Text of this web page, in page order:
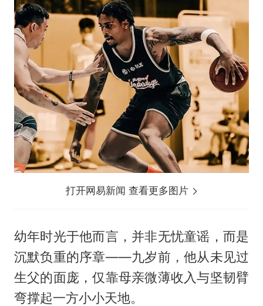
打开网易新闻 查看更多图片
幼年时光于他而言，并非无忧童谣，而是
沉默负重的序章——九岁前，他从未见过
生父的面庞，仅靠母亲微薄收入与坚韧臂
弯撑起一方小小天地。